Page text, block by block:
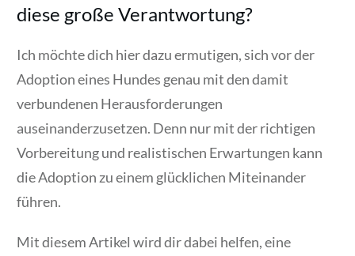
diese große Verantwortung?
Ich möchte dich hier dazu ermutigen, sich vor der
Adoption eines Hundes genau mit den damit
verbundenen Herausforderungen
auseinanderzusetzen. Denn nur mit der richtigen
Vorbereitung und realistischen Erwartungen kann
die Adoption zu einem glücklichen Miteinander
führen.
Mit diesem Artikel wird dir dabei helfen, eine